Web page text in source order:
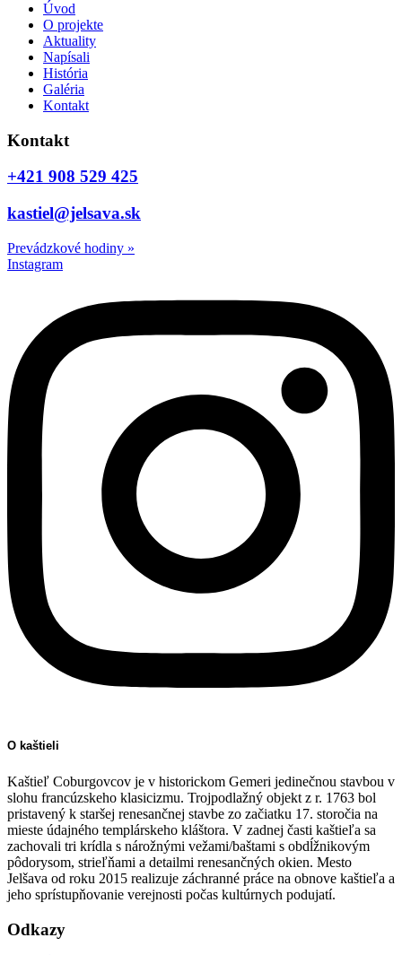
Úvod
O projekte
Aktuality
Napísali
História
Galéria
Kontakt
Kontakt
+421 908 529 425
kastiel@jelsava.sk
Prevádzkové hodiny »
Instagram
O kaštieli
Kaštieľ Coburgovcov je v historickom Gemeri jedinečnou stavbou v
slohu francúzskeho klasicizmu. Trojpodlažný objekt z r. 1763 bol
pristavený k staršej renesančnej stavbe zo začiatku 17. storočia na
mieste údajného templárskeho kláštora. V zadnej časti kaštieľa sa
zachovali tri krídla s nárožnými vežami/baštami s obdĺžnikovým
pôdorysom, strieľňami a detailmi renesančných okien. Mesto
Jelšava od roku 2015 realizuje záchranné práce na obnove kaštieľa a
jeho sprístupňovanie verejnosti počas kultúrnych podujatí.
Odkazy